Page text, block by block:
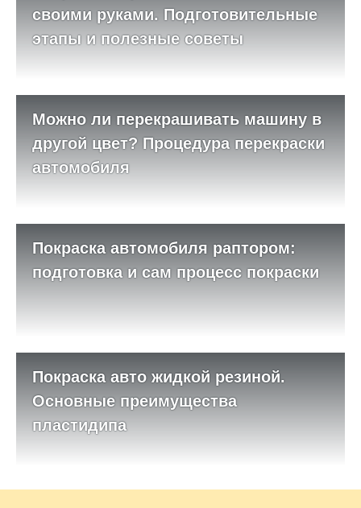
своими руками. Подготовительные
этапы и полезные советы
Можно ли перекрашивать машину в
другой цвет? Процедура перекраски
автомобиля
Покраска автомобиля раптором:
подготовка и сам процесс покраски
Покраска авто жидкой резиной.
Основные преимущества
пластидипа